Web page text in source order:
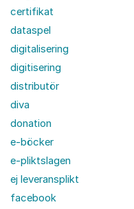
certifikat
dataspel
digitalisering
digitisering
distributör
diva
donation
e-böcker
e-pliktslagen
ej leveransplikt
facebook